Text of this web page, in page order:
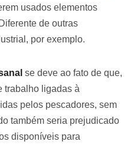
usados elementos
de outras
por exemplo.
se deve ao fato de que,
trabalho ligadas à
pelos pescadores, sem
também seria prejudicado
disponíveis para